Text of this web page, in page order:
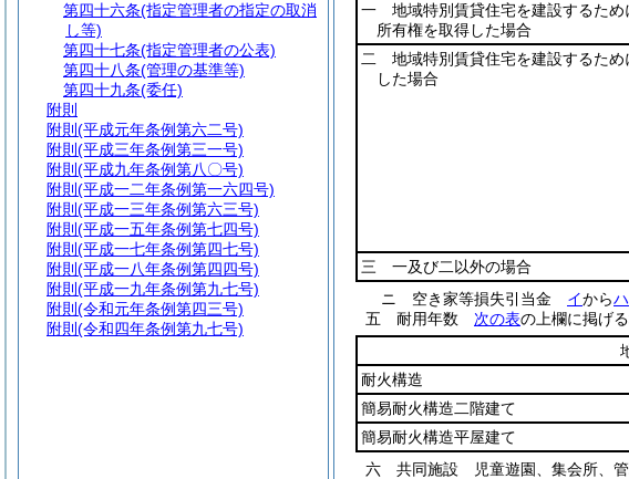
一 地域特別賃貸住宅を建設するため
所有権を取得した場合
二 地域特別賃貸住宅を建設するため
した場合
三 一及び二以外の場合
ニ
空き家等損失引当金 イからハ
五
耐用年数 次の表の上欄に掲げ
耐火構造
簡易耐火構造二階建て
簡易耐火構造平屋建て
六
共同施設 児童遊園、集会所、管
第四十六条(指定管理者の指定の取消
し等)
第四十七条(指定管理者の公表)
第四十八条(管理の基準等)
第四十九条(委任)
附則
附則 (平成元年条例第六二号)
附則 (平成三年条例第三一号)
附則 (平成九年条例第八〇号)
附則 (平成一二年条例第一六四号)
附則 (平成一三年条例第六三号)
附則 (平成一五年条例第七四号)
附則 (平成一七年条例第四七号)
附則 (平成一八年条例第四四号)
附則 (平成一九年条例第九七号)
附則 (令和元年条例第四三号)
附則 (令和四年条例第九七号)